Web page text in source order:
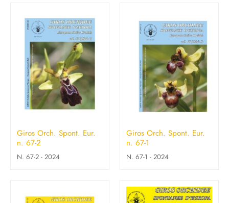
Giros Orch. Spont. Eur.
n. 67-2
N. 67-2 - 2024
Giros Orch. Spont. Eur.
n. 67-1
N. 67-1 - 2024